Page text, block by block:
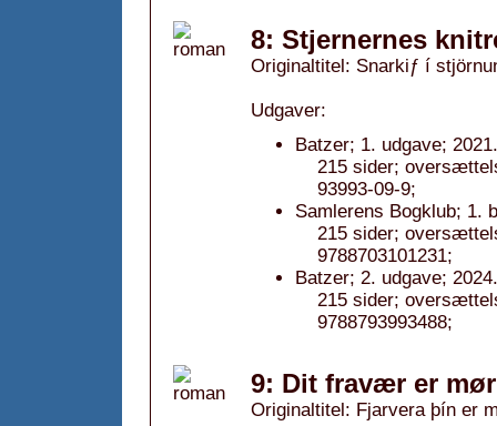
8: Stjernernes
Originaltitel: Snarkiƒ í
Udgaver:
Batzer; 1. udgave; 2021.
215 sider;
93993-09-9;
Samlerens Bogklub; 1.
215 sider;
9788703101231;
Batzer; 2. udgave; 2024.
215 sider;
9788793993488;
9: Dit fravær er
Originaltitel: Fjarvera þín er